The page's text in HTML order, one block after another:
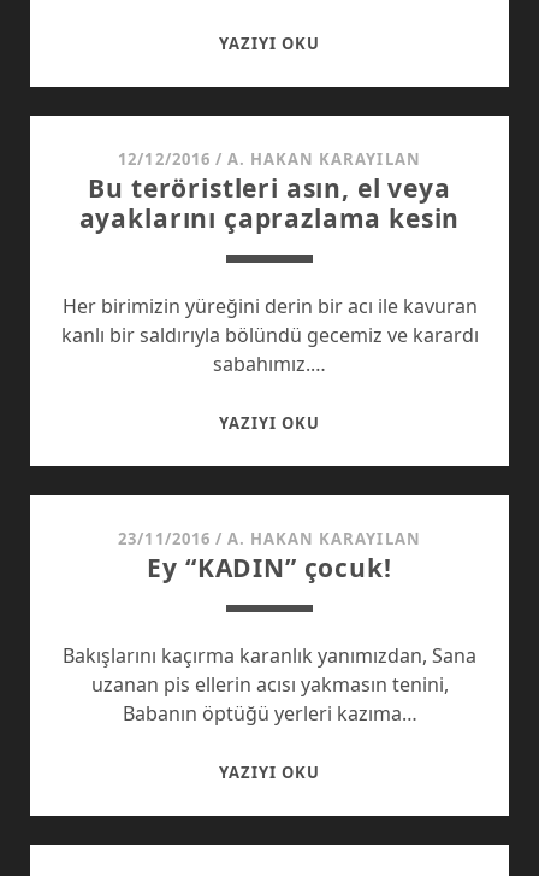
YAZIYI OKU
12/12/2016 / A. HAKAN KARAYILAN
Bu teröristleri asın, el veya
ayaklarını çaprazlama kesin
Her birimizin yüreğini derin bir acı ile kavuran
kanlı bir saldırıyla bölündü gecemiz ve karardı
sabahımız.…
YAZIYI OKU
VEYA
AYAKLARINI
23/11/2016 / A. HAKAN KARAYILAN
Ey “KADIN” çocuk!
Bakışlarını kaçırma karanlık yanımızdan, Sana
uzanan pis ellerin acısı yakmasın tenini,
Babanın öptüğü yerleri kazıma…
YAZIYI OKU